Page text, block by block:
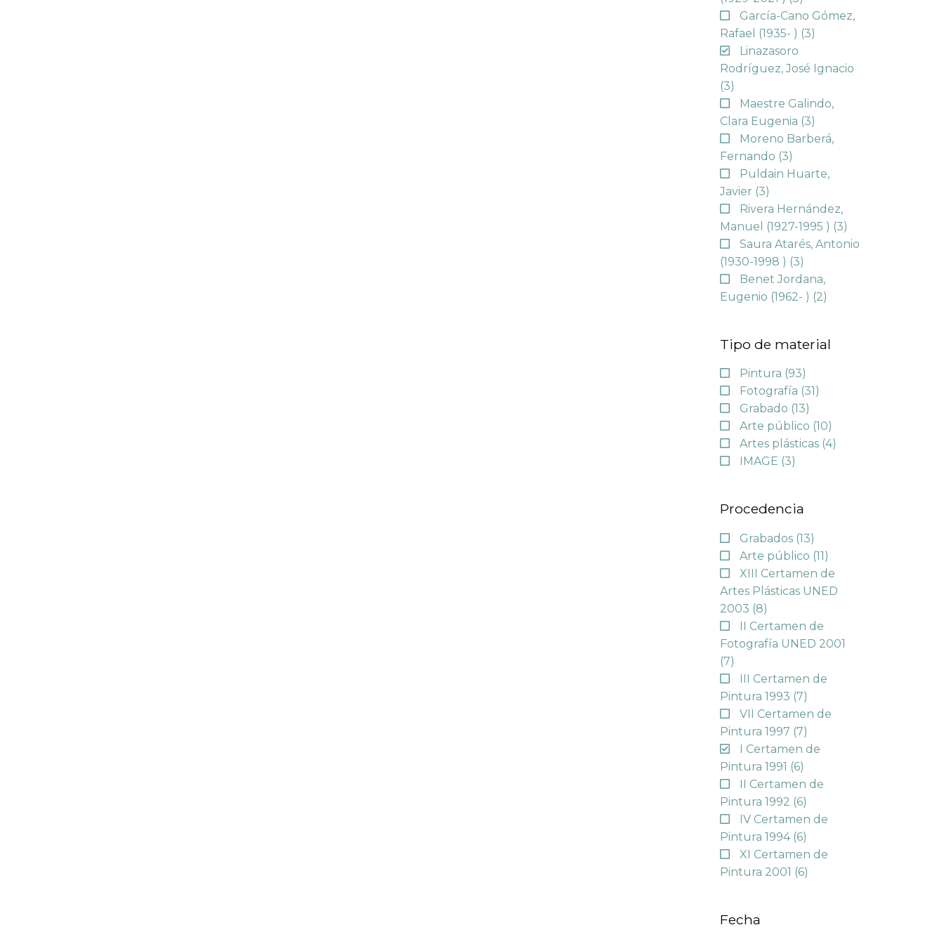
García-Cano Gómez,
Rafael (1935- ) (3)
Linazasoro
Rodríguez, José Ignacio
(3)
Maestre Galindo,
Clara Eugenia (3)
Moreno Barberá,
Fernando (3)
Puldain Huarte,
Javier (3)
Rivera Hernández,
Manuel (1927-1995 ) (3)
Saura Atarés, Antonio
(1930-1998 ) (3)
Benet Jordana,
Eugenio (1962- ) (2)
Tipo de material
Pintura (93)
Fotografía (31)
Grabado (13)
Arte público (10)
Artes plásticas (4)
IMAGE (3)
Procedencia
Grabados (13)
Arte público (11)
XIII Certamen de
Artes Plásticas UNED
2003 (8)
II Certamen de
Fotografía UNED 2001
(7)
III Certamen de
Pintura 1993 (7)
VII Certamen de
Pintura 1997 (7)
I Certamen de
Pintura 1991 (6)
II Certamen de
Pintura 1992 (6)
IV Certamen de
Pintura 1994 (6)
XI Certamen de
Pintura 2001 (6)
Fecha